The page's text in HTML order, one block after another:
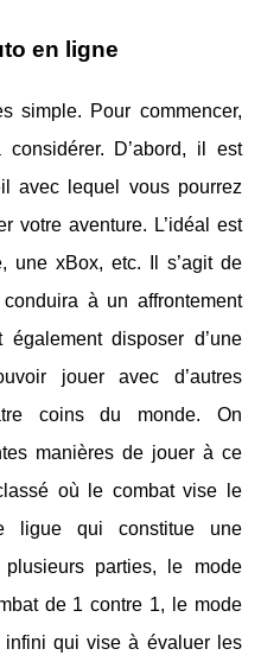
en ligne
simple. Pour commencer,
D’abord, il est
avec lequel vous pourrez
votre aventure. L’idéal est
une xBox, etc. Il s’agit de
à un affrontement
disposer d’une
jouer avec d’autres
coins du monde. On
manières de jouer à ce
où le combat vise le
ligue qui constitue une
parties, le mode
de 1 contre 1, le mode
infini qui vise à évaluer les